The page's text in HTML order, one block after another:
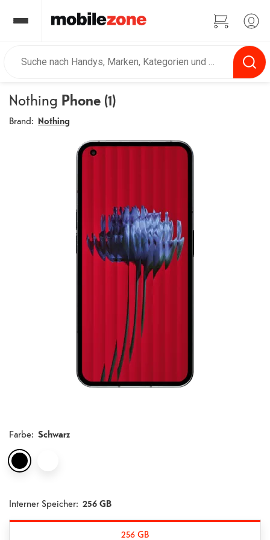
Nothing Phone (1)
Brand: Nothing
Farbe: Schwarz
Interner Speicher: 256 GB
256 GB